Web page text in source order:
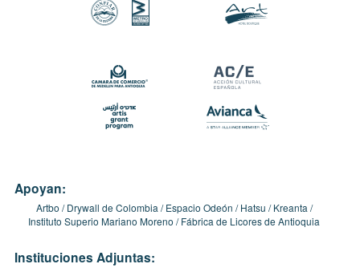
Apoyan:
Artbo Drywall de Colombia Espacio Odeón Hatsu
Kreanta
Instituto Superio Mariano Moreno
Fábrica de Licores de Antioquia
Instituciones Adjuntas: